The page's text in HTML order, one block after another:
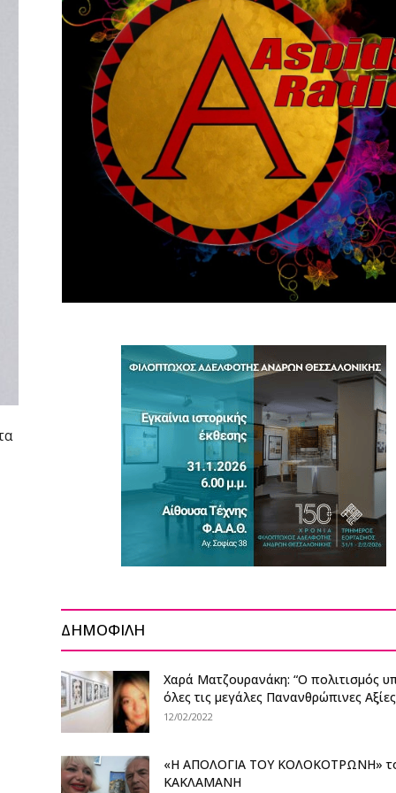
ΔΗΜΟΦΙΛΗ
Χαρά Ματζουρανάκη: “Ο πολιτισμός
όλες τις μεγάλες Πανανθρώπινες
12/02/2022
«Η ΑΠΟΛΟΓΙΑ ΤΟΥ ΚΟΛΟΚΟΤΡΩΝΗ»
ΚΑΚΛΑΜΑΝΗ